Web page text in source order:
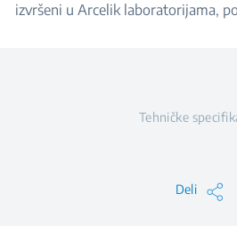
izvršeni u Arcelik laboratorijama,
Tehničke
Deli